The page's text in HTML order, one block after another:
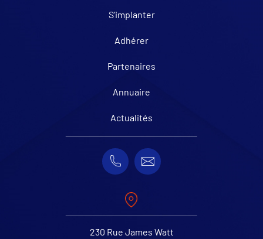
S’implanter
Adhérer
Partenaires
Annuaire
Actualités
230 Rue James Watt